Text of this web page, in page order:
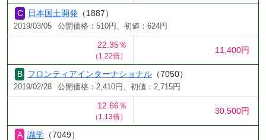
日本国土開発 （1887）
2019/03/05 公開価格：510円、初値：624円
22.35％
（1.22倍）
11,400円
フロンティアインターナショナル （7050）
2019/02/28 公開価格：2,410円、初値：2,715円
12.66％
（1.13倍）
30,500円
識学 （7049）